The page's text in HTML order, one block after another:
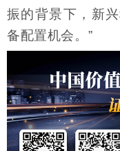
振的背景下，新
备配置机会。”